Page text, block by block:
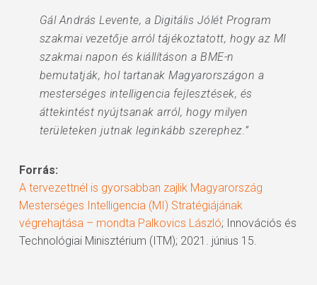
Gál András Levente, a Digitális Jólét Program
szakmai vezetője arról tájékoztatott, hogy az MI
szakmai napon és kiállításon a BME-n
bemutatják, hol tartanak Magyarországon a
mesterséges intelligencia fejlesztések, és
áttekintést nyújtsanak arról, hogy milyen
területeken jutnak leginkább szerephez.”
Forrás:
A tervezettnél is gyorsabban zajlik Magyarország
Mesterséges Intelligencia (MI) Stratégiájának
végrehajtása – mondta Palkovics László; Innovációs és
Technológiai Minisztérium (ITM); 2021. június 15.